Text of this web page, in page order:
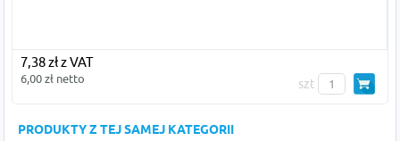
7,38 zł z VAT
6,00 zł netto szt
PRODUKTY Z TEJ SAMEJ KATEGORII